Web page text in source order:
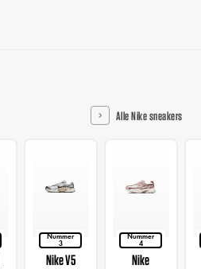
Alle Nike sneakers
Nummer
3
Nike V5
Nummer
4
Nike